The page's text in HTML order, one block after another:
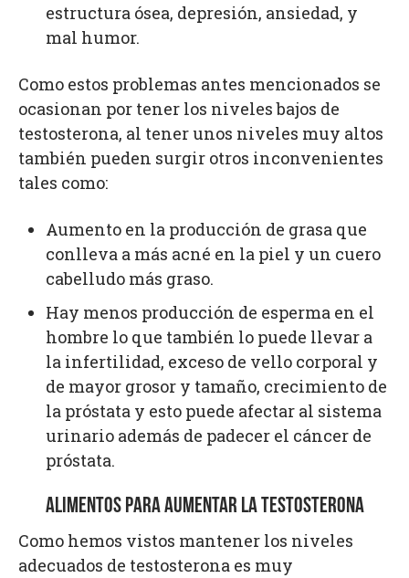
estructura ósea, depresión, ansiedad, y
mal humor.
Como estos problemas antes mencionados se
ocasionan por tener los niveles bajos de
testosterona, al tener unos niveles muy altos
también pueden surgir otros inconvenientes
tales como:
Aumento en la producción de grasa que
conlleva a más acné en la piel y un cuero
cabelludo más graso.
Hay menos producción de esperma en el
hombre lo que también lo puede llevar a
la infertilidad, exceso de vello corporal y
de mayor grosor y tamaño, crecimiento de
la próstata y esto puede afectar al sistema
urinario además de padecer el cáncer de
próstata.
ALIMENTOS PARA AUMENTAR LA TESTOSTERONA
Como hemos vistos mantener los niveles
adecuados de testosterona es muy